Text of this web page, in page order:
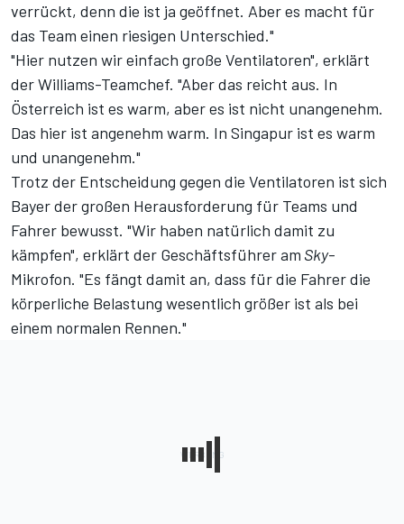
verrückt, denn die ist ja geöffnet. Aber es macht für
das Team einen riesigen Unterschied."
"Hier nutzen wir einfach große Ventilatoren", erklärt
der Williams-Teamchef. "Aber das reicht aus. In
Österreich ist es warm, aber es ist nicht unangenehm.
Das hier ist angenehm warm. In Singapur ist es warm
und unangenehm."
Trotz der Entscheidung gegen die Ventilatoren ist sich
Bayerder großen Herausforderung für Teams und
Fahrer bewusst. "Wir haben natürlich damit zu
kämpfen", erklärt der Geschäftsführer am Sky-
Mikrofon. "Es fängt damit an, dass für die Fahrer die
körperliche Belastung wesentlich größer ist als bei
einem normalen Rennen."